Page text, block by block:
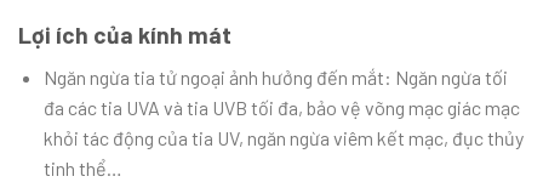
Lợi ích của kính mát
Ngăn ngừa tia tử ngoại ảnh hưởng đến mắt: Ngăn ngừa tối
đa các tia UVA và tia UVB tối đa, bảo vệ võng mạc giác mạc
khỏi tác động của tia UV, ngăn ngừa viêm kết mạc, đục thủy
tinh thể…